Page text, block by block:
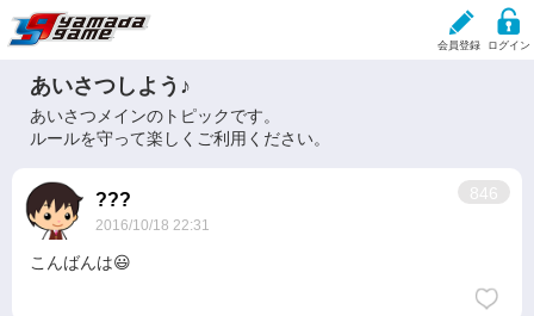
あいさつしよう♪
会員登録 ログイン
あいさつしよう♪
あいさつメインのトピックです。
ルールを守って楽しくご利用ください。
???
2016/10/18 22:31
846
こんばんは😃
現在、掲載しているお知らせはありません。